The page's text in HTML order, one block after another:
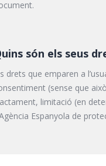
són els seus
drets que emparen a
(sense que
limitació (en
Espanyola de